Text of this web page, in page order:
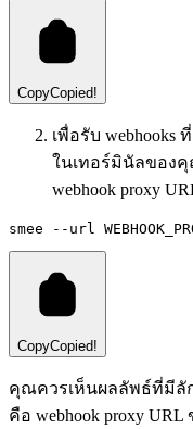
CopyCopied!
เพื่อรับ webhooks
ในเทอร์มินัลของ
webhook proxy
smee --url
CopyCopied!
คุณควรเห็นผลลัพธ์ที่มีลั
คือ webhook proxy